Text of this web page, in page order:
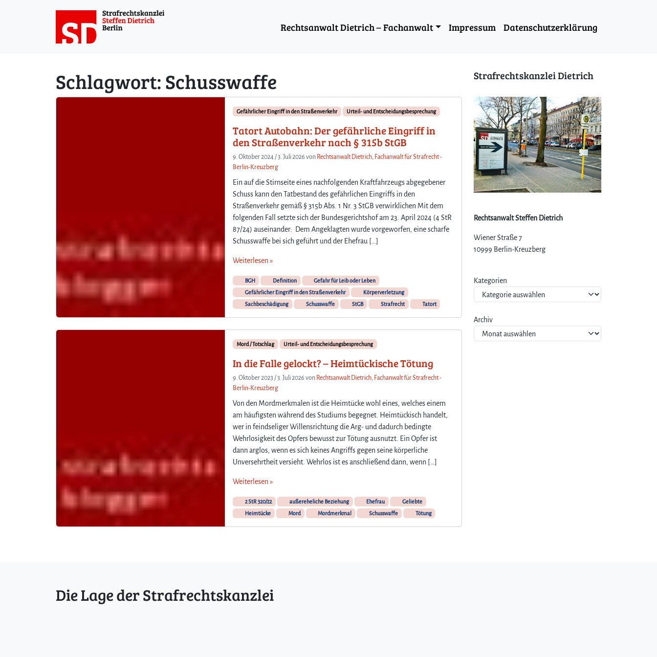
Rechtsanwalt Dietrich – Fachanwalt Impressum Datenschutzerklärung
Schlagwort:Schusswaffe
Gefährlicher Eingriff in den Straßenverkehr Urteil- und Entscheidungsbesprechung
Tatort Autobahn: Der gefährliche Eingriff in
den Straßenverkehr nach § 315b StGB
9. Oktober 2024 /3. Juli 2026 von Rechtsanwalt Dietrich, Fachanwalt für Strafrecht -
Berlin-Kreuzberg
Ein auf die Stirnseite eines nachfolgenden Kraftfahrzeugs abgegebener
Schuss kann den Tatbestand des gefährlichen Eingriffs in den
Straßenverkehr gemäß § 315b Abs. 1 Nr. 3 StGB verwirklichen Mit dem
folgenden Fall setzte sich der Bundesgerichtshof am 23. April 2024 (4 StR
87/24) auseinander: Dem Angeklagten wurde vorgeworfen, eine scharfe
Schusswaffe bei sich geführt und der Ehefrau […]
Weiterlesen »
BGH Definition
Gefahr für Leib oder Leben
Gefährlicher Eingriff in den Straßenverkehr
Körperverletzung
Sachbeschädigung
Schusswaffe StGB Strafrecht Tatort
Mord / Totschlag Urteil- und Entscheidungsbesprechung
In die Falle gelockt? – Heimtückische Tötung
9. Oktober 2023 /3. Juli 2026 von Rechtsanwalt Dietrich, Fachanwalt für Strafrecht -
Berlin-Kreuzberg
Von den Mordmerkmalen ist die Heimtücke wohl eines, welches einem
am häufigsten während des Studiums begegnet. Heimtückisch handelt,
wer in feindseliger Willensrichtung die Arg- und dadurch bedingte
Wehrlosigkeit des Opfers bewusst zur Tötung ausnutzt. Ein Opfer ist
dann arglos, wenn es sich keines Angriffs gegen seine körperliche
Unversehrtheit versieht. Wehrlos ist es anschließend dann, wenn […]
Weiterlesen »
2 StR 320/22 außereheliche Beziehung Ehefrau
Geliebte
Heimtücke
Mord Mordmerkmal Schusswaffe Tötung
Strafrechtskanzlei Dietrich
Rechtsanwalt Steffen Dietrich
Wiener Straße 7
10999 Berlin-Kreuzberg
Kategorien
Archiv
Die Lage der Strafrechtskanzlei